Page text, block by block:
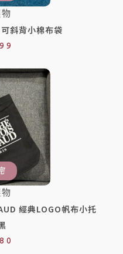
斜背小棉布袋
經典LOGO帆布小托